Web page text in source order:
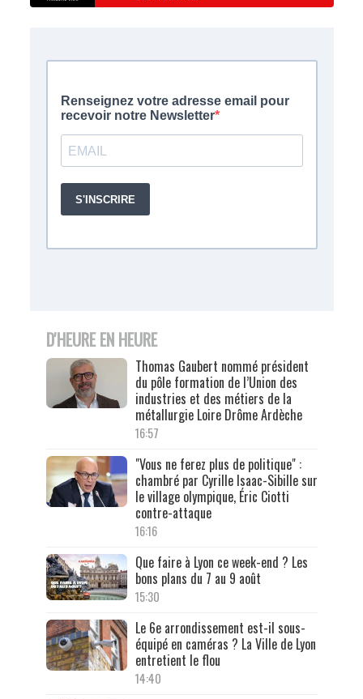
D'HEURE EN HEURE
Thomas Gaubert nommé président
du pôle formation de l’Union des
industries et des métiers de la
métallurgie Loire Drôme Ardèche
16:57
"Vous ne ferez plus de politique" :
chambré par Cyrille Isaac-Sibille sur
le village olympique, Éric Ciotti
contre-attaque
16:16
Que faire à Lyon ce week-end ? Les
bons plans du 7 au 9 août
15:30
Le 6e arrondissement est-il sous-
équipé en caméras ? La Ville de Lyon
entretient le flou
14:40